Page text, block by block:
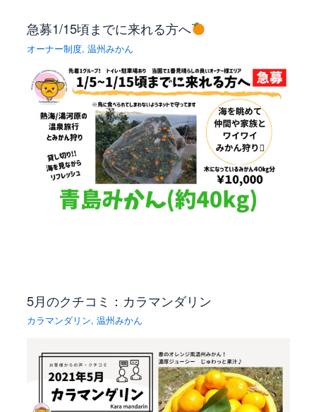
急募1/15頃までに来れる方へ
オーナー制度, 温州みかん
5月のクチコミ：カラマンダリン
カラマンダリン, 温州みかん